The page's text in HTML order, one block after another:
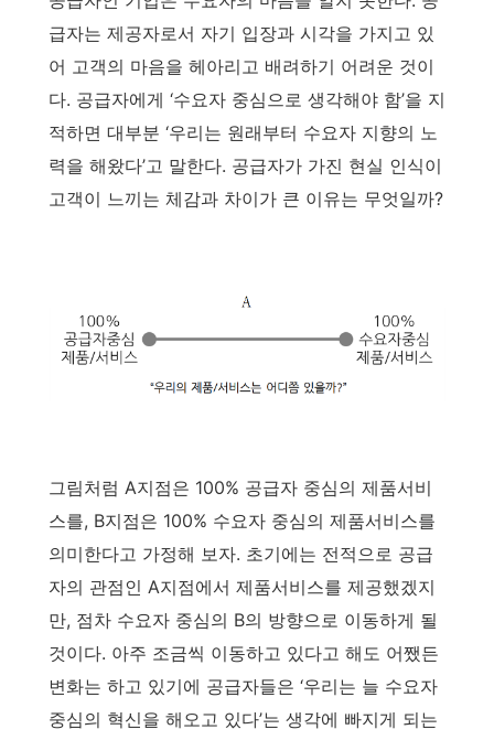
급자는 제공자로서 자기 입장과 시각을 가지고 있
어 고객의 마음을 헤아리고 배려하기 어려운 것이
다. 공급자에게 ‘수요자 중심으로 생각해야 함’을 지
적하면 대부분 ‘우리는 원래부터 수요자 지향의 노
력을 해왔다’고 말한다. 공급자가 가진 현실 인식이
고객이 느끼는 체감과 차이가 큰 이유는 무엇일까?
그림처럼 A지점은 100% 공급자 중심의 제품서비
스를, B지점은 100% 수요자 중심의 제품서비스를
의미한다고 가정해 보자. 초기에는 전적으로 공급
자의 관점인 A지점에서 제품서비스를 제공했겠지
만, 점차 수요자 중심의 B의 방향으로 이동하게 될
것이다. 아주 조금씩 이동하고 있다고 해도 어쨌든
변화는 하고 있기에 공급자들은 ‘우리는 늘 수요자
중심의 혁신을 해오고 있다’는 생각에 빠지게 되는